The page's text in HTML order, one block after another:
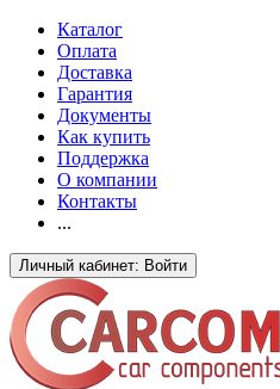
Каталог
Оплата
Доставка
Гарантия
Документы
Как купить
Поддержка
О компании
Контакты
...
Личный кабинет: Войти